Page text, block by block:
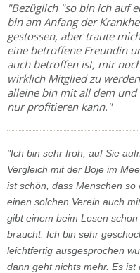
"Bezüglich "so bin ich auf
bin am Anfang der
gestossen, aber traute
eine betroffene Freundin
auch betroffen ist, mir
wirklich Mitglied zu
alleine bin mit all dem und
nur profitieren kann."
"Ich bin sehr froh, auf Sie
Vergleich mit der Boje im
ist schön, dass Menschen
einen solchen Verein auch
gibt einem beim Lesen
braucht. Ich bin sehr
leichtfertig ausgesprochen
dann geht nichts mehr. Es